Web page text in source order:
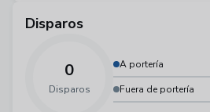
Disparos
0
Disparos
A portería
Fuera de portería